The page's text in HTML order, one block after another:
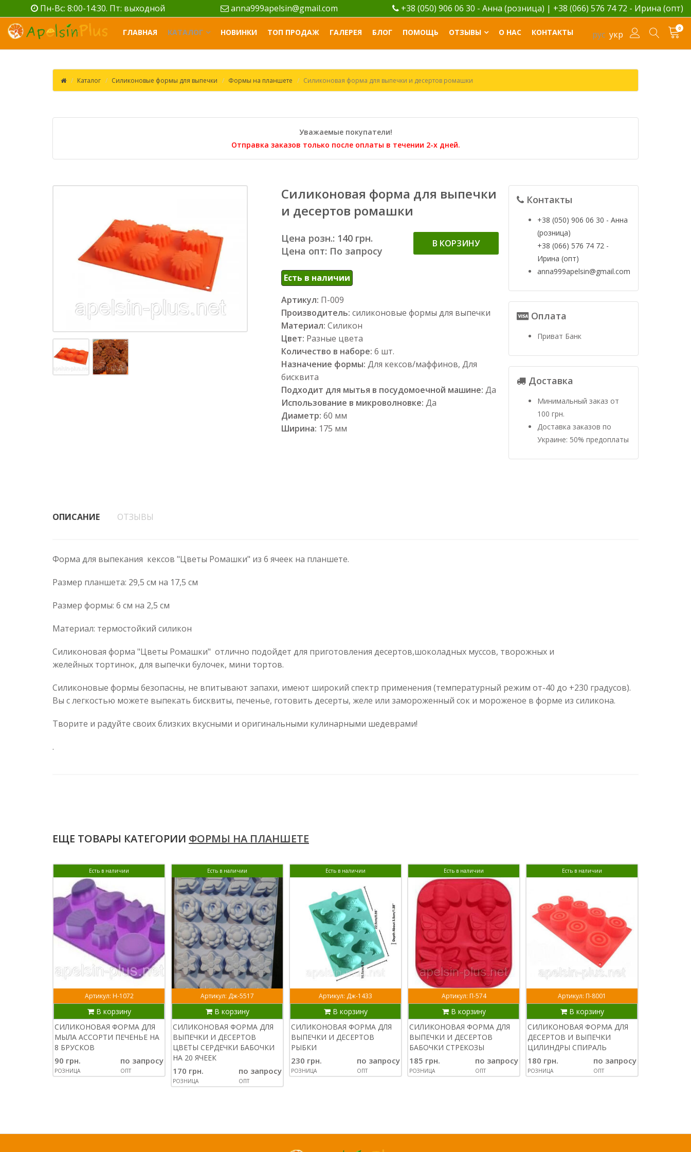
Пн-Вс: 8:00-14:30. Пт: выходной anna999apelsin@gmail.com +38 (050) 906 06 30 - Анна (розница) | +38 (066) 576 74 72 - Ирина (опт)
рус укр
0
ГЛАВНАЯ КАТАЛОГ НОВИНКИ ТОП ПРОДАЖ ГАЛЕРЕЯ БЛОГ ПОМОЩЬ ОТЗЫВЫ О НАС КОНТАКТЫ
Каталог Силиконовые формы для выпечки Формы на планшете Силиконовая форма для выпечки и десертов ромашки
Уважаемые покупатели!
Отправка заказов только после оплаты в течении 2-х дней.
Силиконовая форма для выпечки
и десертов ромашки
Цена розн.: 140 грн.
Цена опт: По запросу
В КОРЗИНУ
Есть в наличии
Артикул: П-009
Производитель: силиконовые формы для выпечки
Материал: Силикон
Цвет: Разные цвета
Количество в наборе: 6 шт.
Назначение формы: Для кексов/маффинов, Для
бисквита
Подходит для мытья в посудомоечной машине: Да
Использование в микроволновке: Да
Диаметр: 60 мм
Ширина: 175 мм
Контакты
+38 (050) 906 06 30 - Анна
(розница)
+38 (066) 576 74 72 -
Ирина (опт)
anna999apelsin@gmail.com
Оплата
Приват Банк
Доставка
Минимальный заказ от
100 грн.
Доставка заказов по
Украине: 50% предоплаты
ОПИСАНИЕ ОТЗЫВЫ
Форма для выпекания кексов "Цветы Ромашки" из 6 ячеек на планшете.
Размер планшета: 29,5 см на 17,5 см
Размер формы: 6 см на 2,5 см
Материал: термостойкий силикон
Силиконовая форма "Цветы Ромашки" отлично подойдет для приготовления десертов,шоколадных муссов, творожных и
желейных тортинок, для выпечки булочек, мини тортов.
Силиконовые формы безопасны, не впитывают запахи, имеют широкий спектр применения (температурный режим от-40 до +230 градусов).
Вы с легкостью можете выпекать бисквиты, печенье, готовить десерты, желе или замороженный сок и мороженое в форме из силикона.
Творите и радуйте своих близких вкусными и оригинальными кулинарными шедеврами!
.
ЕЩЕ ТОВАРЫ КАТЕГОРИИ ФОРМЫ НА ПЛАНШЕТЕ
Есть в наличии
Артикул: Н-1072
В корзину
СИЛИКОНОВАЯ ФОРМА ДЛЯ
МЫЛА АССОРТИ ПЕЧЕНЬЕ НА
8 БРУСКОВ
90 грн.
РОЗНИЦА
по запросу
ОПТ
Есть в наличии
Артикул: Дж-5517
В корзину
СИЛИКОНОВАЯ ФОРМА ДЛЯ
ВЫПЕЧКИ И ДЕСЕРТОВ
ЦВЕТЫ СЕРДЕЧКИ БАБОЧКИ
НА 20 ЯЧЕЕК
170 грн.
РОЗНИЦА
по запросу
ОПТ
Есть в наличии
Артикул: Дж-1433
В корзину
СИЛИКОНОВАЯ ФОРМА ДЛЯ
ВЫПЕЧКИ И ДЕСЕРТОВ
РЫБКИ
230 грн.
РОЗНИЦА
по запросу
ОПТ
Есть в наличии
Артикул: П-574
В корзину
СИЛИКОНОВАЯ ФОРМА ДЛЯ
ВЫПЕЧКИ И ДЕСЕРТОВ
БАБОЧКИ СТРЕКОЗЫ
185 грн.
РОЗНИЦА
по запросу
ОПТ
Есть в наличии
Артикул: П-8001
В корзину
СИЛИКОНОВАЯ ФОРМА ДЛЯ
ДЕСЕРТОВ И ВЫПЕЧКИ
ЦИЛИНДРЫ СПИРАЛЬ
180 грн.
РОЗНИЦА
по запросу
ОПТ